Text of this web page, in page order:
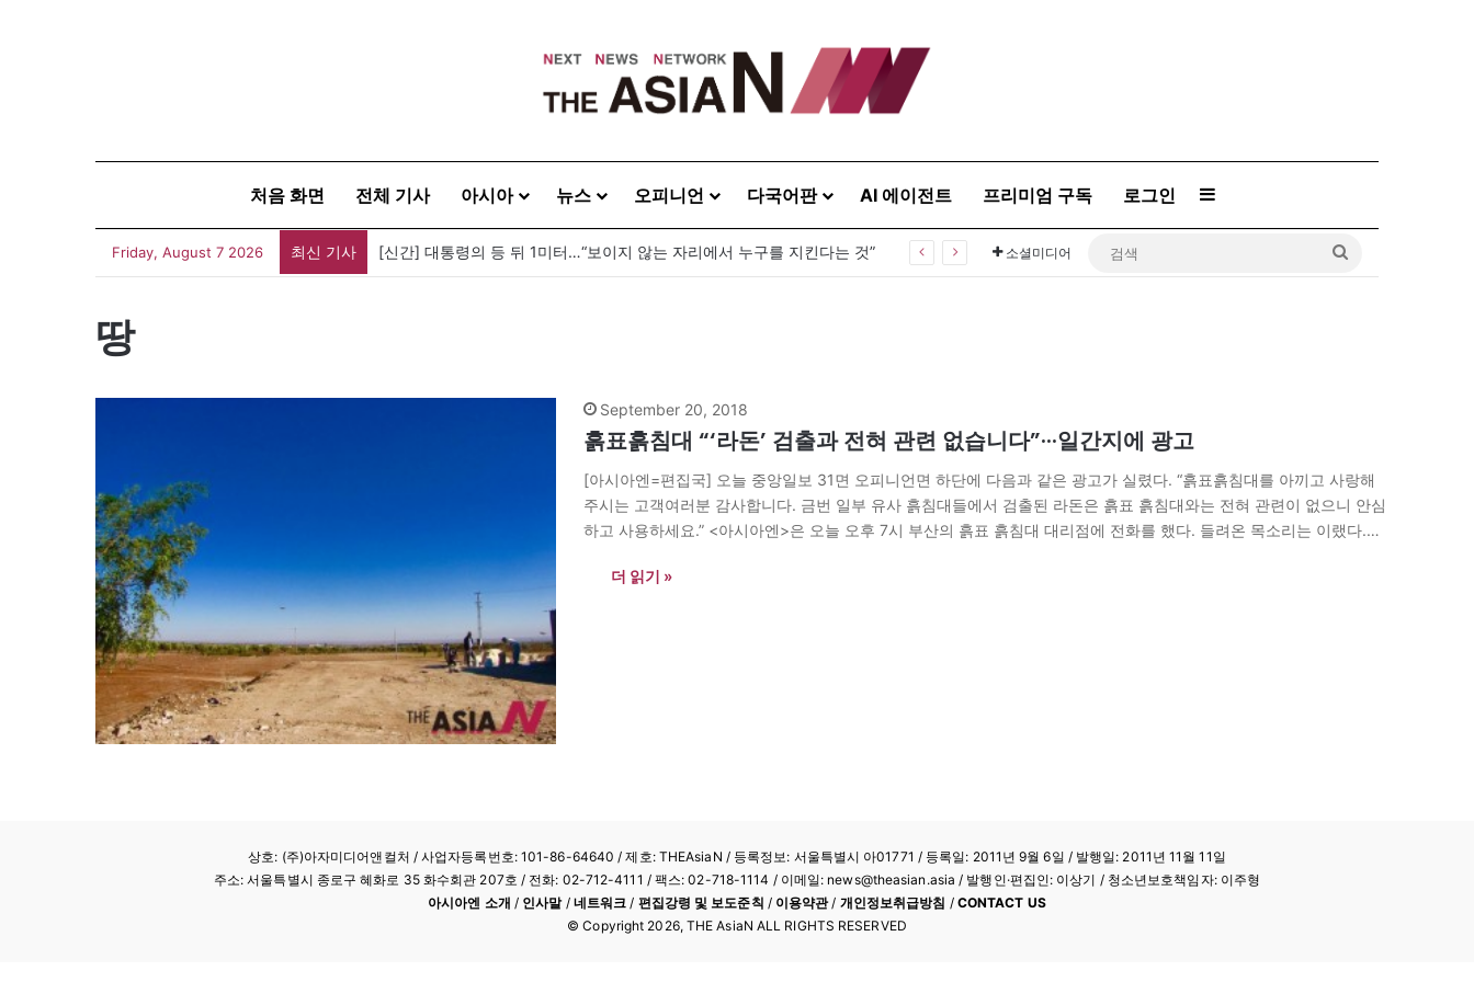
처음 화면 전체 기사 아시아 뉴스 오피니언 다국어판 AI 에이전트 프리미엄 구독 로그인 Sidebar
Friday, August 7 2026 최신 기사 [신간] 대통령의 등 뒤 1미터…“보이지 않는 자리에서 누구를 지킨다는 것” 소셜미디어
땅
September 20, 2018
흙표흙침대 “‘라돈’ 검출과 전혀 관련 없습니다”···일간지에 광고
[아시아엔=편집국] 오늘 중앙일보 31면 오피니언면 하단에 다음과 같은 광고가 실렸다. “흙표흙침대를 아끼고 사랑해
주시는 고객여러분 감사합니다. 금번 일부 유사 흙침대들에서 검출된 라돈은 흙표 흙침대와는 전혀 관련이 없으니 안심
하고 사용하세요.” <아시아엔>은 오늘 오후 7시 부산의 흙표 흙침대 대리점에 전화를 했다. 들려온 목소리는 이랬다.
더 읽기 »
상호: (주)아자미디어앤컬처 /사업자등록번호: 101-86-64640 / 제호: THEAsiaN / 등록정보: 서울특별시 아01771 / 등록일: 2011년 9월 6일 / 발행일: 2011년 11월 11일
주소: 서울특별시 종로구 혜화로 35 화수회관 207호 / 전화: 02-712-4111 / 팩스: 02-718-1114 / 이메일: news@theasian.asia / 발행인·편집인: 이상기 / 청소년보호책임자: 이주형
아시아엔 소개 / 인사말/ 네트워크 / 편집강령 및 보도준칙 / 이용약관/ 개인정보취급방침 / CONTACT US
© Copyright 2026, THE AsiaN ALL RIGHTS RESERVED